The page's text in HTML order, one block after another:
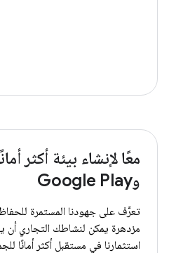
وGoogle Play
تعرَّف على جهودنا المستمرة
مزدهرة يمكن لنشاطك التجاري أن
استثمارنا في مستقبل أكثر أمانًا